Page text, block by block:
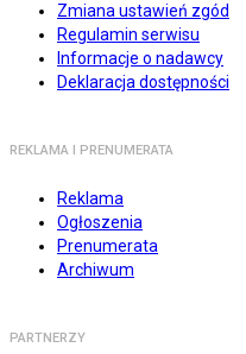
Zmiana ustawień zgód
Regulamin serwisu
Informacje o nadawcy
Deklaracja dostępności
REKLAMA I PRENUMERATA
Reklama
Ogłoszenia
Prenumerata
Archiwum
PARTNERZY